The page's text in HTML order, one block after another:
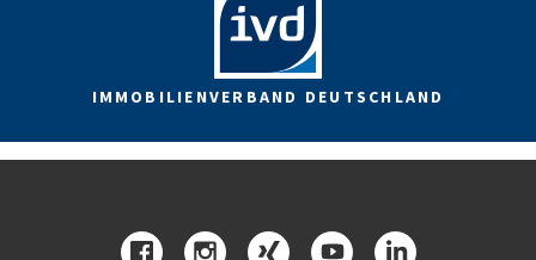
IMMOBILIENVERBAND DEUTSCHLAND